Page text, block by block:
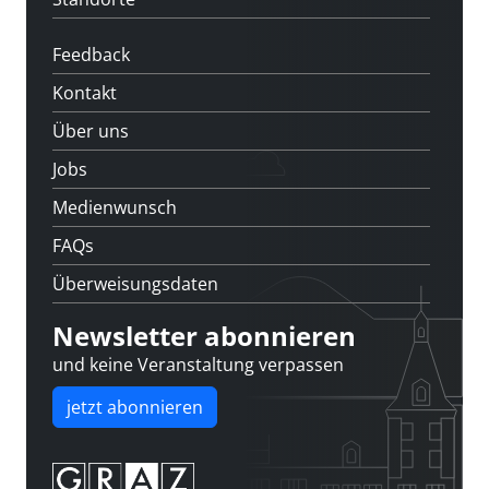
Feedback
Kontakt
Über uns
Jobs
Medienwunsch
FAQs
Überweisungsdaten
Newsletter abonnieren
und keine Veranstaltung verpassen
jetzt abonnieren